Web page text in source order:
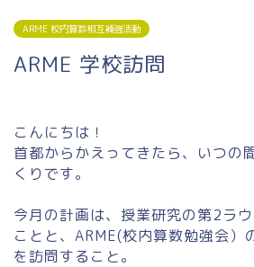
ARME 校内算数相互補強活動
ARME 学校訪問
こんにちは！
首都からかえってきたら、いつの
くりです。
今月の計画は、授業研究の第2ラ
ことと、ARME(校内算数勉強会）
を訪問すること。